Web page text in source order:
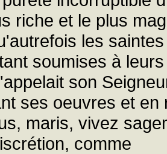
riche et le plus
les
soumises à
son
ses oeuvres et
maris, vivez
comme